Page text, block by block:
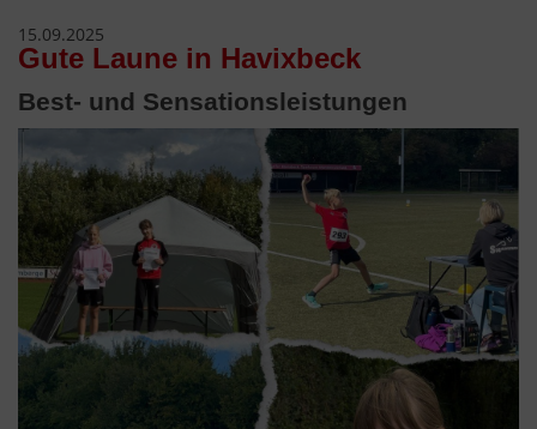
15.09.2025
Gute Laune in Havixbeck
Best- und Sensationsleistungen